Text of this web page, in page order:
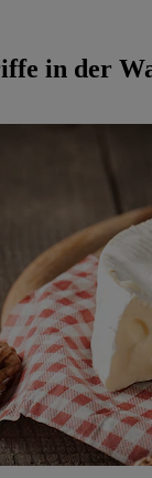
in der